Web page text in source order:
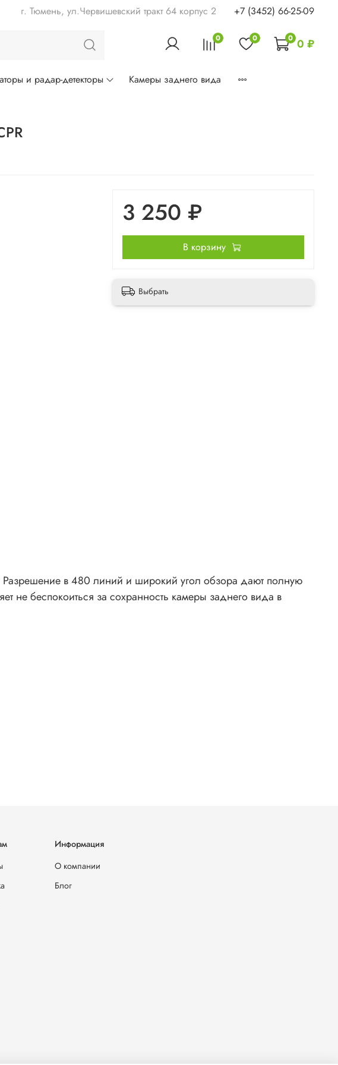
г. Тюмень, ул.Червишевский тракт 64 корпус 2 +7 (3452) 66-25-09
0 0 0 0 ₽
и радар-детекторы Камеры заднего вида
3 250 ₽
В корзину
Выбрать
Разрешение в 480 линий и широкий угол обзора дают полную
не беспокоиться за сохранность камеры заднего вида в
Информация
О компании
Блог